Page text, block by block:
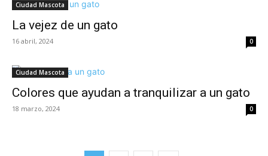
Ciudad Mascota
La vejez de un gato
16 abril, 2024 0
Ciudad Mascota
Colores que ayudan a tranquilizar a un gato
18 marzo, 2024 0